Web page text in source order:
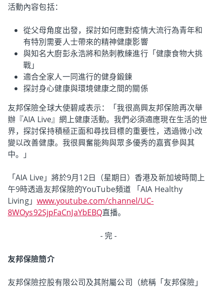
活動內容包括：
從父母角度出發，探討如何應對疫情大流行為青年和
有特別需要人士帶來的精神健康影響
與知名大廚彭永浩將和熱刺教練進行「健康食物大挑
戰」
適合全家人一同進行的健身鍛鍊
探討身心健康與環境健康之間的關係
友邦保險全球大使碧咸表示：「我很高興友邦保險再次舉
辦『AIA Live』網上健康活動。我們必須適應現在生活的世
界，探討保持積極正面和尋找目標的重要性，透過微小改
變以改善健康。我很興奮能夠與眾多優秀的嘉賓參與其
中。」
「AIA Live」將於9月12日（星期日）香港及新加坡時間上
午9時透過友邦保險的YouTube頻道 「AIA Healthy
Living」 www.youtube.com/channel/UC-
8WOys92SjpFaCnJaYbEBQ直播。
- 完 -
友邦保險簡介
友邦保險控股有限公司及其附屬公司（統稱「友邦保險」